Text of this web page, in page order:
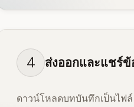
4 ส่งออกและแชร์
ดาวน์โหลดบทบันทึกเป็นไฟล์